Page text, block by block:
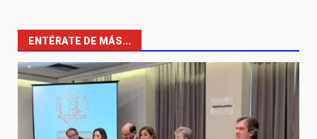
ENTÉRATE DE MÁS...